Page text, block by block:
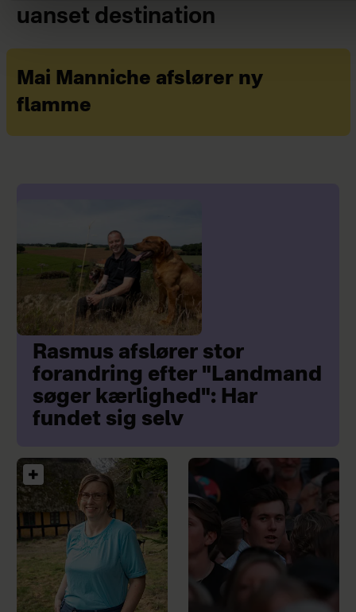
uanset destination
Mai Manniche afslører ny
flamme
Rasmus afslører stor
forandring efter "Landmand
søger kærlighed": Har
fundet sig selv